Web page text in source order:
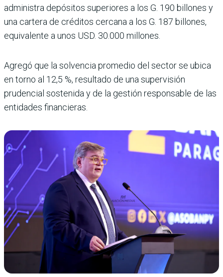
administra depósitos superiores a los G. 190 billones y
una cartera de créditos cercana a los G. 187 billones,
equivalente a unos USD. 30.000 millones.
Agregó que la solvencia promedio del sector se ubica
en torno al 12,5 %, resultado de una supervisión
prudencial sostenida y de la gestión responsable de las
entidades financieras.